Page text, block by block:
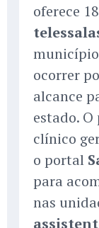
oferece
ocorrer
alcance
estado.
clínico
o portal
para
nas